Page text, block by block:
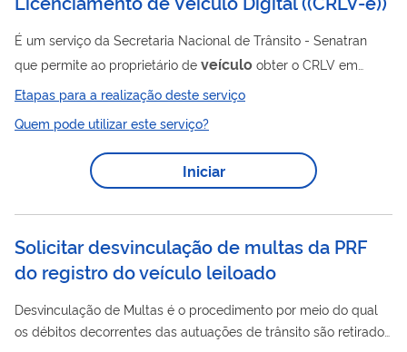
É um serviço da Secretaria Nacional de Trânsito - Senatran
que permite ao proprietário de veículo obter o CRLV em
formato digital, com a mesma validade jurídica do documento
impresso. O CRLV Digital pode ser acessado pelo dispositivo
móvel mesmo off-line, ou seja, sem internet.
Etapas para a realização deste serviço
Quem pode utilizar este serviço?
Iniciar
Solicitar desvinculação de multas da PRF
do registro do veículo leiloado
Desvinculação de Multas é o procedimento por meio do qual
os débitos decorrentes das autuações de trânsito são retirados